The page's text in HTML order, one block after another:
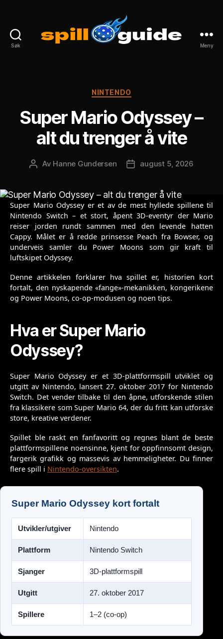
Søk Meny
Kategorier
NINTENDO
Super Mario Odyssey –
alt du trenger å vite
Innleggsforfatter
Av Hanne Gundersen Publiseringsdato
august 5, 2026
Super Mario Odyssey er et av de mest hyllede spillene til
Nintendo Switch – et stort, åpent 3D-eventyr der Mario
reiser jorden rundt sammen med den levende hatten
Cappy. Målet er å redde prinsesse Peach fra Bowser, og
underveis samler du Power Moons som gir kraft til
luftskipet Odyssey.
Denne artikkelen forklarer hva spillet er, historien kort
fortalt, den nyskapende «fange»-mekanikken, kongerikene
og Power Moons, co-op-modusen og noen tips.
Hva er Super Mario
Odyssey?
Super Mario Odyssey er et 3D-plattformspill utviklet og
utgitt av Nintendo, lansert 27. oktober 2017 for Nintendo
Switch. Det vender tilbake til den åpne, utforskende stilen
fra klassikere som Super Mario 64, der du fritt kan utforske
store, kreative verdener.
Spillet ble raskt en fanfavoritt og regnes blant de beste
plattformspillene noensinne, kjent for oppfinnsomt design,
fargerik grafikk og massevis av hemmeligheter. Du finner
flere spill i Nintendo-oversikten.
Super Mario Odyssey kort fortalt
Utvikler/utgiver Nintendo
Plattform Nintendo Switch
Sjanger 3D-plattformspill
Utgitt 27. oktober 2017
Spillere 1–2 (co-op)